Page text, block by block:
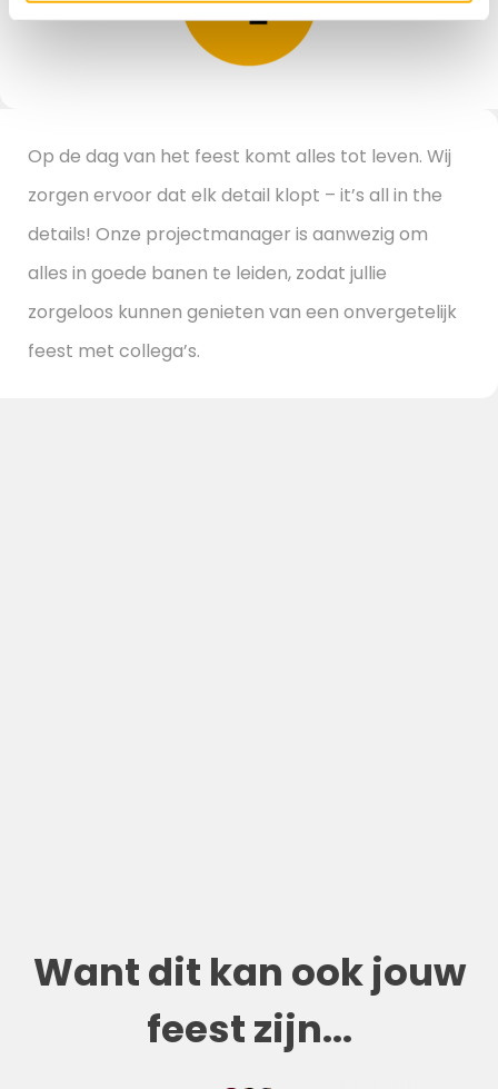
Op de dag van het feest komt alles tot leven. Wij
zorgen ervoor dat elk detail klopt – it’s all in the
details! Onze projectmanager is aanwezig om
alles in goede banen te leiden, zodat jullie
zorgeloos kunnen genieten van een onvergetelijk
feest met collega’s.
Want dit kan ook jouw
feest zijn...